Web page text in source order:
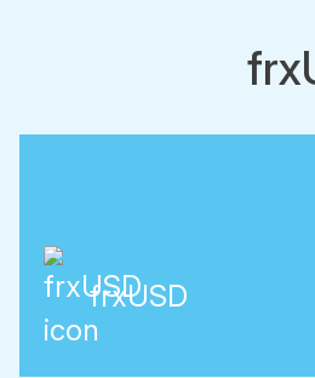
frxUSD